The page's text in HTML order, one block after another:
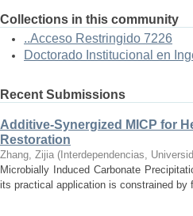
Collections in this community
..Acceso Restringido 7226
Doctorado Institucional en
Recent Submissions
Additive-Synergized MICP for
Restoration
Zhang, Zijia ( Interdependencias,
Microbially Induced Carbonate
its practical application is constrained